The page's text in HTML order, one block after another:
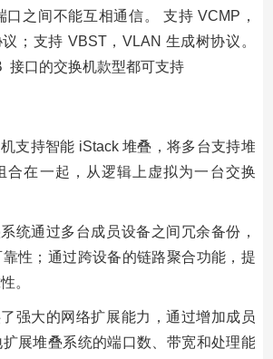
口之间不能互相通信。 支持 VCMP，
；支持 VBST，VLAN 生成树协议。
接口的交换机款型都可支持
支持智能 iStack 堆叠，将多台支持堆
合在一起，从逻辑上虚拟为一台交换
统通过多台成员设备之间冗余备份，
性；通过跨设备的链路聚合功能，提
。
强大的网络扩展能力，通过增加成员
展堆叠系统的端口数、带宽和处理能